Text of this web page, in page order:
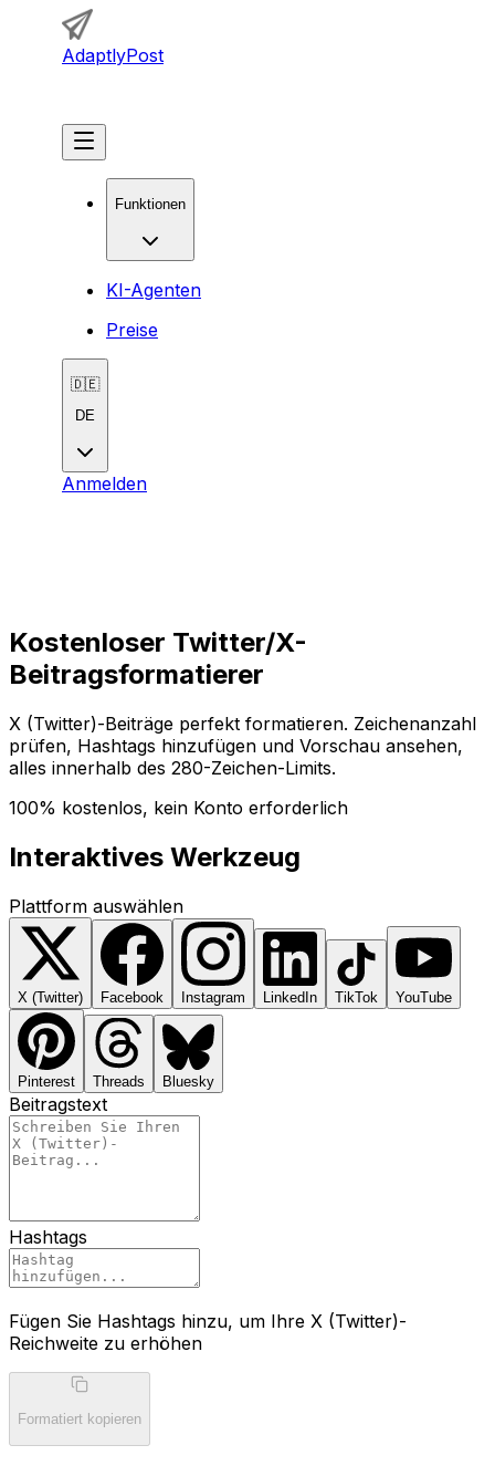
AdaptlyPost
Funktionen
KI-Agenten
Preise
🇩🇪
DE
Anmelden
Kostenloser Twitter/X-
Beitragsformatierer
X (Twitter)-Beiträge perfekt formatieren. Zeichenanzahl
prüfen, Hashtags hinzufügen und Vorschau ansehen,
alles innerhalb des 280-Zeichen-Limits.
100% kostenlos, kein Konto erforderlich
Interaktives Werkzeug
Plattform auswählen
X (Twitter) Facebook Instagram LinkedIn TikTok YouTube
Pinterest Threads Bluesky
Beitragstext
Hashtags
Fügen Sie Hashtags hinzu, um Ihre X (Twitter)-
Reichweite zu erhöhen
Formatiert kopieren